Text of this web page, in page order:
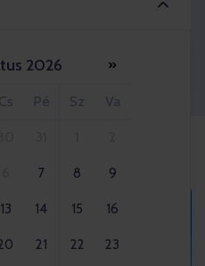
2026 »
Cs Pé Sz Va
7 8 9
13 14 15 16
21 22 23